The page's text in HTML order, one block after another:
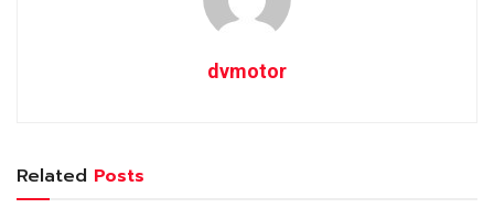
dvmotor
Related Posts